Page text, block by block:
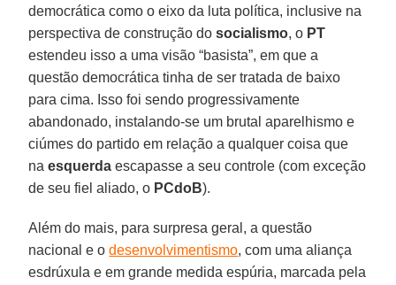
democrática como o eixo da luta política, inclusive na
perspectiva de construção dosocialismo, o PT
estendeu isso a uma visão “basista”, em que a
questão democrática tinha de ser tratada de baixo
para cima. Isso foi sendo progressivamente
abandonado, instalando-se um brutal aparelhismo e
ciúmes do partido em relação a qualquer coisa que
naesquerda escapasse a seu controle (com exceção
de seu fiel aliado, o PCdoB).
Além do mais, para surpresa geral, a questão
nacional e odesenvolvimentismo, com uma aliança
esdrúxula e em grande medida espúria, marcada pela